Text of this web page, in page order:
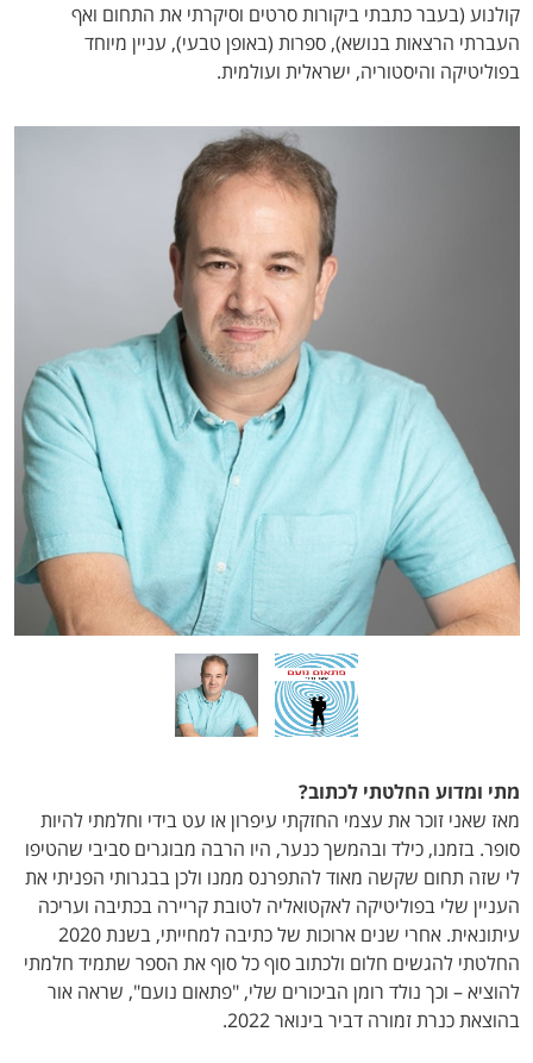
קולנוע (בעבר כתבתי ביקורות סרטים וסיקרתי את התחום ואף
העברתי הרצאות בנושא), ספרות (באופן טבעי), עניין מיוחד
בפוליטיקה והיסטוריה, ישראלית ועולמית.
מתי ומדוע החלטתי לכתוב?
מאז שאני זוכר את עצמי החזקתי עיפרון או עט בידי וחלמתי להיות
סופר. בזמנו, כילד ובהמשך כנער, היו הרבה מבוגרים סביבי שהטיפו
לי שזה תחום שקשה מאוד להתפרנס ממנו ולכן בבגרותי הפניתי את
העניין שלי בפוליטיקה לאקטואליה לטובת קריירה בכתיבה ועריכה
עיתונאית. אחרי שנים ארוכות של כתיבה למחייתי, בשנת 2020
החלטתי להגשים חלום ולכתוב סוף כל סוף את הספר שתמיד חלמתי
להוציא – וכך נולד רומן הביכורים שלי, "פתאום נועם", שראה אור
בהוצאת כנרת זמורה דביר בינואר 2022.